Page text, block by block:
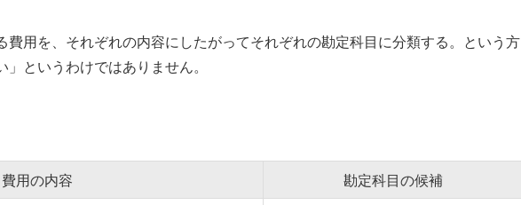
費用を、それぞれの内容にしたがってそれぞれの勘定科目に分類する。という方
というわけではありません。
費用の内容
勘定科目の候補